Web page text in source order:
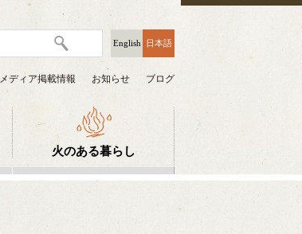
English 日本語
メディア掲載情報 お知らせ ブログ
火のある暮らし